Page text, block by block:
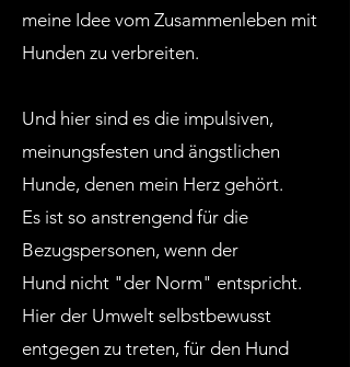
meine Idee vom Zusammenleben mit
Hunden zu verbreiten.
Und hier sind es die impulsiven,
meinungsfesten und ängstlichen
Hunde, denen mein Herz gehört.
Es ist so anstrengend für die
Bezugspersonen, wenn der
Hund nicht "der Norm" entspricht.
Hier der Umwelt selbstbewusst
entgegen zu treten, für den Hund